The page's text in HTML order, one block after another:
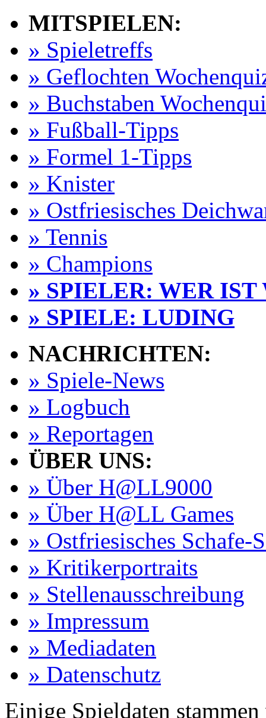
MITSPIELEN:
» Spieletreffs
» Geflochten
» Buchstaben
» Fußball-Tipps
» Formel 1-Tipps
» Knister
» Ostfriesisches
» Tennis
» Champions
» SPIELER: WER IST
» SPIELE: LUDING
NACHRICHTEN:
» Spiele-News
» Logbuch
» Reportagen
ÜBER UNS:
» Über H@LL9000
» Über H@LL Games
» Ostfriesisches Schafe-
» Kritikerportraits
» Stellenausschreibung
» Impressum
» Mediadaten
» Datenschutz
Einige Spieldaten